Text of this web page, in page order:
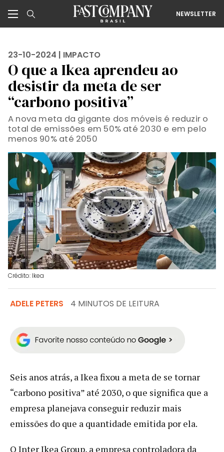
NEWSLETTER
23-10-2024 | IMPACTO
O que a Ikea aprendeu ao
desistir da meta de ser
“carbono positiva”
A nova meta da gigante dos móveis é reduzir o
total de emissões em 50% até 2030 e em pelo
menos 90% até 2050
Crédito: Ikea
ADELE PETERS 4 MINUTOS DE LEITURA
Seis anos atrás, a Ikea fixou a meta de se tornar
“carbono positiva” até 2030, o que significa que a
empresa planejava conseguir reduzir mais
emissões do que a quantidade emitida por ela.
O Inter Ikea Group, a empresa controladora da